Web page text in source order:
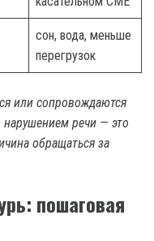
сон, вода, меньше
перегрузок
или сопровождаются
речи — это
обращаться за
пошаговая